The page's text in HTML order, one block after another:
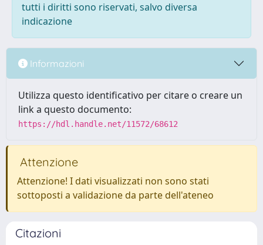
tutti i diritti sono riservati, salvo diversa
indicazione
Informazioni
Utilizza questo identificativo per citare o creare un
link a questo documento:
https://hdl.handle.net/11572/68612
Attenzione
Attenzione! I dati visualizzati non sono stati
sottoposti a validazione da parte dell'ateneo
Citazioni